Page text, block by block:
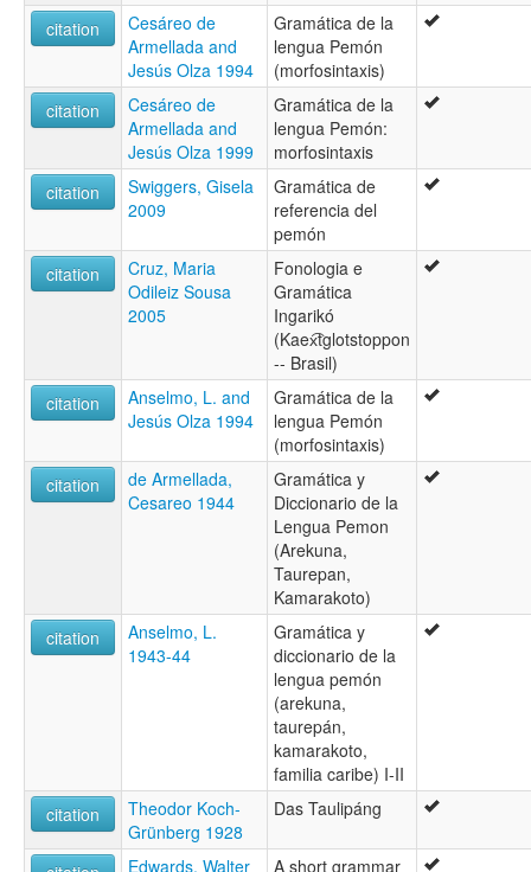
Pemon (Brésil)
Pemon (République bolivarienne du Venezuela)
Pemón
Pemón (Venezuela)
Taulipang
ruhlen (1987):
Pemong
Pemon
citation
Cesáreo de
Armellada and
Jesús Olza 1994
Gramática de la
lengua Pemón
(morfosintaxis)
citation
Cesáreo de
Armellada and
Jesús Olza 1999
Gramática de la
lengua Pemón:
morfosintaxis
citation
Swiggers, Gisela
2009
Gramática de
referencia del
pemón
citation
Cruz, Maria
Odileiz Sousa
2005
Fonologia e
Gramática
Ingarikó
(Kaex͡tglotstoppon
-- Brasil)
citation
Anselmo, L. and
Jesús Olza 1994
Gramática de la
lengua Pemón
(morfosintaxis)
citation
de Armellada,
Cesareo 1944
Gramática y
Diccionario de la
Lengua Pemon
(Arekuna,
Taurepan,
Kamarakoto)
citation
Anselmo, L.
1943-44
Gramática y
diccionario de la
lengua pemón
(arekuna,
taurepán,
kamarakoto,
familia caribe) I-II
citation
Theodor Koch-
Grünberg 1928
Das Taulipáng
Edwards, Walter
A short grammar